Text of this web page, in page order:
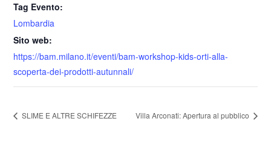
Tag Evento:
Lombardia
Sito web:
https://bam.milano.it/eventi/bam-workshop-kids-orti-alla-
scoperta-dei-prodotti-autunnali/
SLIME E ALTRE SCHIFEZZE Villa Arconati: Apertura al pubblico